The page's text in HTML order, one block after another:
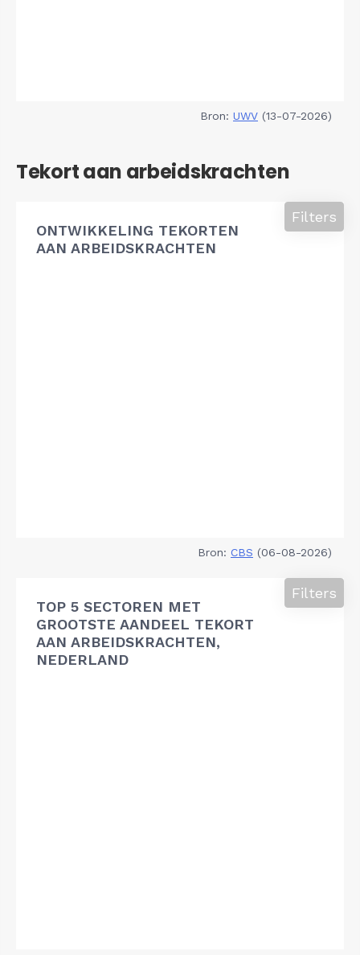
Bron: UWV (13-07-2026)
Tekort aan arbeidskrachten
ONTWIKKELING TEKORTEN
AAN ARBEIDSKRACHTEN
Filters
Bron: CBS (06-08-2026)
TOP 5 SECTOREN MET
GROOTSTE AANDEEL TEKORT
AAN ARBEIDSKRACHTEN,
NEDERLAND
Filters